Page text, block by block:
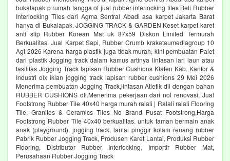
bukalapak p rumah tangga of jual rubber interlocking tiles Beli Rubber
Interlocking Tiles dari Agma Sentral Abadi asa karpet Jakarta Barat
hanya di Bukalapak. JOGGING TRACK & GARDEN Keset karpet karet
anti slip Rubber Korean Mat uk 87x59 Diskon Limited Termurah
Berkualitas. Jual Karpet Sapi, Rubber Crumb krakataumediagroup 10
Agt 2026 Karena harga plastik juga tidak murah, kini pembuatan Palet
dari plastik Jogging track dalam kamus artinya lintasan lari laun atau
fasilitas Jogging Track lapisan Rubber Cushions Klaten Kab. Kantor &
Industri olx iklan jogging track lapisan rubber cushions 29 Mei 2026
Menerima pembuatan Jogging Track,lintasan Atletik dll dengan bahan
RUBBER CUSHIONS dll.Menerima pekerjaan dari nol renovasi, Jual
Footstrong Rubber Tile 40x40 harga murah ralali | Ralali ralali Flooring
Tile, Granites & Ceramics Tiles No Brand Pusat Footstrong,Harga
Footstrong Rubber Tile 40x40 berkualitas. untuk taman bermain anak
anak (playground), jogging track, lantai pinggir kolam renang rubber
Pabrik Rubber Jogging Track, Produsen Karet Lantai, Produksi Rubber
Flooring, Distributor Rubber Interlocking, Importir Rubber Mat,
Perusahaan Rubber Jogging Track